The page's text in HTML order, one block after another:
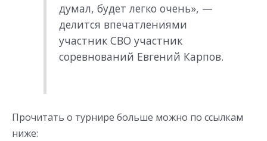
думал, будет легко очень», —
делится впечатлениями
участник СВО участник
соревнований Евгений Карпов.
Прочитать о турнире больше можно по ссылкам
ниже: